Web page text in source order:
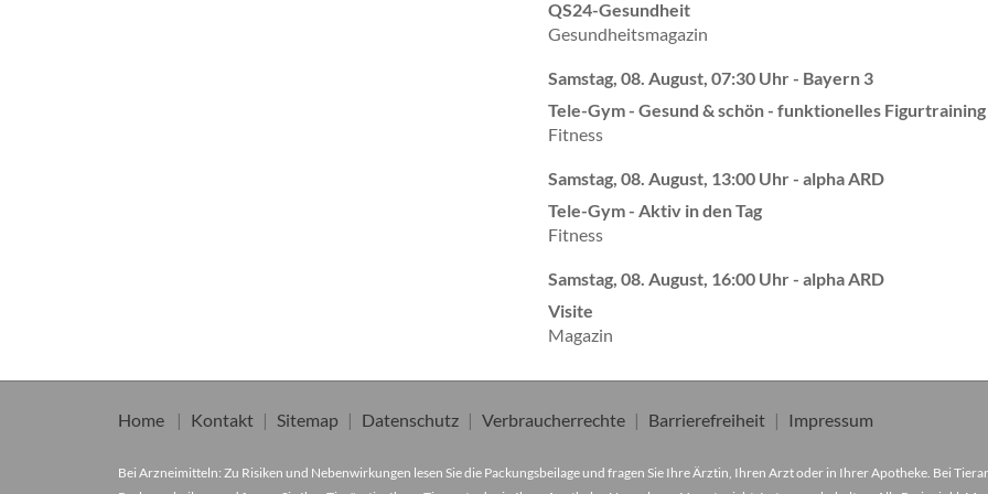
QS24-Gesundheit
Gesundheitsmagazin
Samstag, 08. August, 07:30 Uhr - Bayern 3
Tele-Gym - Gesund & schön - funktionelles Figurtraining
Fitness
Samstag, 08. August, 13:00 Uhr - alpha ARD
Tele-Gym - Aktiv in den Tag
Fitness
Samstag, 08. August, 16:00 Uhr - alpha ARD
Visite
Magazin
Home Kontakt Sitemap Datenschutz Verbraucherrechte Barrierefreiheit Impressum
Bei Arzneimitteln: Zu Risiken und Nebenwirkungen lesen Sie die Packungsbeilage und fragen Sie Ihre Ärztin, Ihren Arzt oder in Ihrer Apotheke. Bei